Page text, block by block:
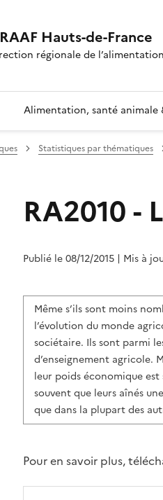
Hauts-de-France
régionale de
Alimentation, santé animale
Statistiques par thématiques
RA2010 -
Publié le 08/12/2015 | Mis à
Même s’ils sont moins
l’évolution du monde
sociétaire. Ils sont parmi
d’enseignement agricole.
leur poids économique
souvent que leurs aînés
que dans la plupart des
Pour en savoir plus,